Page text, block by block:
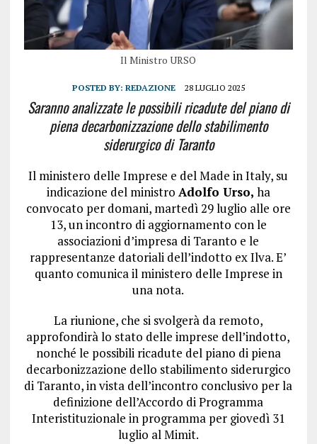
Il Ministro URSO
POSTED BY: REDAZIONE 28 LUGLIO 2025
Saranno analizzate le possibili ricadute del piano di
piena decarbonizzazione dello stabilimento
siderurgico di Taranto
Il ministero delle Imprese e del Made in Italy, su
indicazione del ministro Adolfo Urso, ha
convocato per domani, martedì 29 luglio alle ore
13, un incontro di aggiornamento con le
associazioni d’impresa di Taranto e le
rappresentanze datoriali dell’indotto ex Ilva. E’
quanto comunica il ministero delle Imprese in
una nota.
La riunione, che si svolgerà da remoto,
approfondirà lo stato delle imprese dell’indotto,
nonché le possibili ricadute del piano di piena
decarbonizzazione dello stabilimento siderurgico
di Taranto, in vista dell’incontro conclusivo per la
definizione dell’Accordo di Programma
Interistituzionale in programma per giovedì 31
luglio al Mimit.